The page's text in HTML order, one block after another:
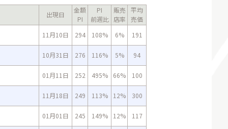
出現日
金額
PI
PI
前週比
販売
店率
平均
売価
11月10日
294 108% 6% 191
10月31日 276 116% 5% 94
01月11日 252 495% 66% 100
11月18日 249 113% 12% 300
01月01日 245 149% 12% 117